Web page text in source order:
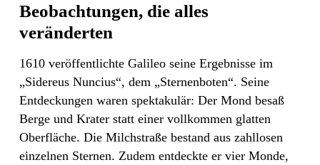
Beobachtungen, die alles
veränderten
1610 veröffentlichte Galileo seine Ergebnisse im
„Sidereus Nuncius“, dem „Sternenboten“. Seine
Entdeckungen waren spektakulär: Der Mond besaß
Berge und Krater statt einer vollkommen glatten
Oberfläche. Die Milchstraße bestand aus zahllosen
einzelnen Sternen. Zudem entdeckte er vier Monde,